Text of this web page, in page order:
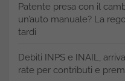
Patente presa con il
un’auto manuale? La
tardi
Debiti INPS e INAIL,
rate per contributi e